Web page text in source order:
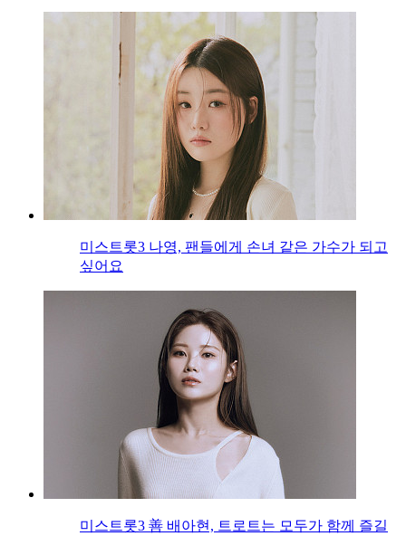
미스트롯3 나영, 팬들에게 손녀 같은 가수가 되고
싶어요
미스트롯3 善 배아현, 트로트는 모두가 함께 즐길